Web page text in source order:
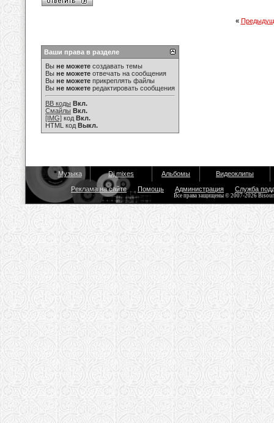
«
Ваши права в разделе
Вы не можете создавать темы
Вы не можете отвечать на сообщения
Вы не можете прикреплять файлы
Вы не можете редактировать сообщения
BB коды Вкл.
Смайлы Вкл.
[IMG] код Вкл.
HTML код Выкл.
Музыка Dj mixes Альбомы Видеоклипы
Реклама на сайте Помощь Администрация Служба
Все права защищены © 2007-2026